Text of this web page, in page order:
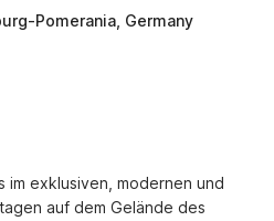
Pomerania, Germany
im exklusiven, modernen und
auf dem Gelände des